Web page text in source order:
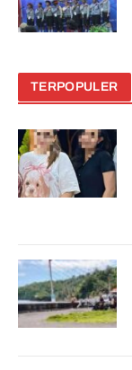
TERPOPULER